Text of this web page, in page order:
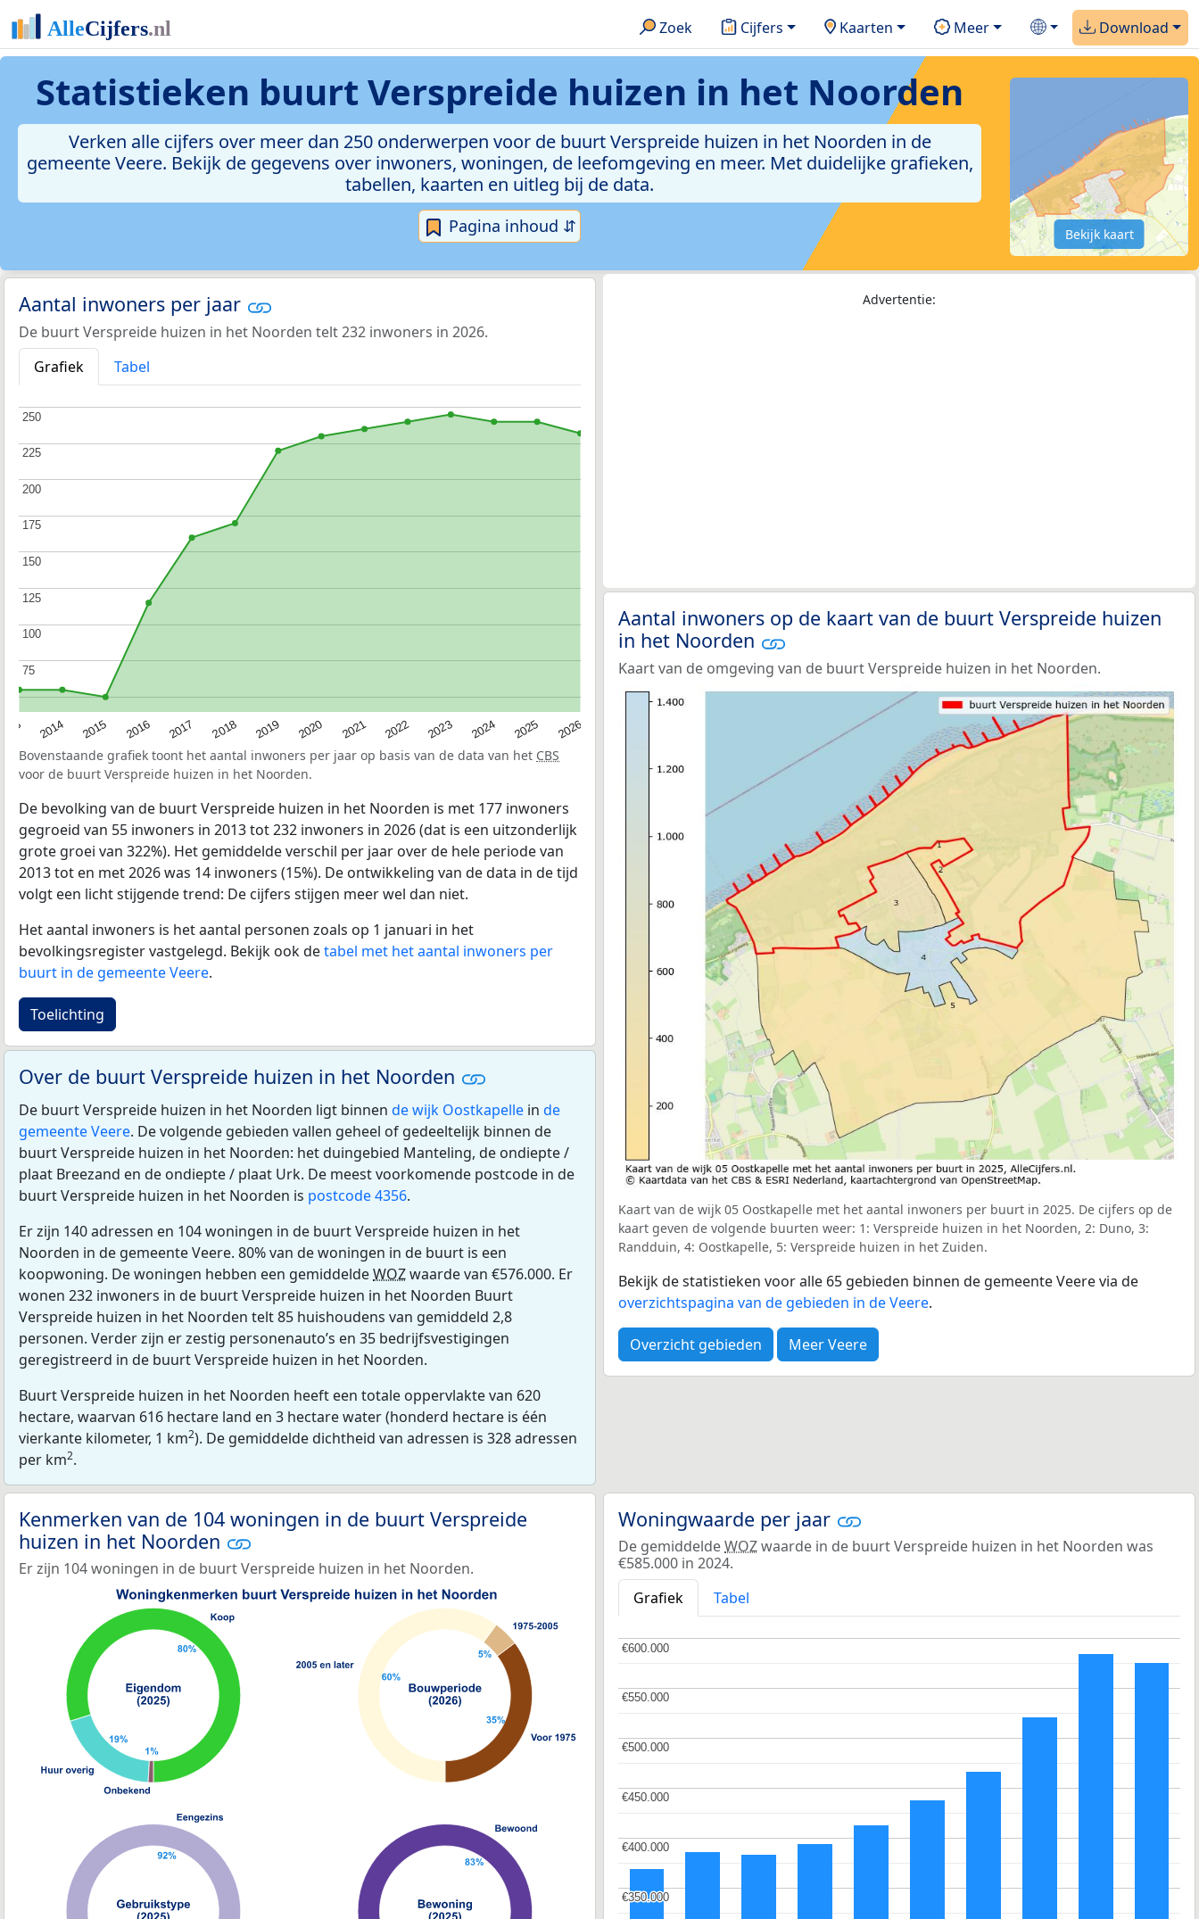
Zoek Cijfers Kaarten Meer Download
Statistieken buurt Verspreide huizen in het Noorden
Verken alle cijfers over meer dan 250 onderwerpen voor de buurt Verspreide huizen in het Noorden in de
gemeente Veere. Bekijk de gegevens over inwoners, woningen, de leefomgeving en meer. Met duidelijke grafieken,
tabellen, kaarten en uitleg bij de data.
Pagina inhoud ⇵ Bekijk kaart
Aantal inwoners per jaar
De buurt Verspreide huizen in het Noorden telt 232 inwoners in 2026.
Grafiek
Tabel
2014 2015 2016 2017 2018 2019 2020 2021 2022 2023 2024 2025 2026
75
75
100
100
125
125
150
150
175
175
200
200
225
225
250
250
Bovenstaande grafiek toont het aantal inwoners per jaar op basis van de data van het CBS
voor de buurt Verspreide huizen in het Noorden.
De bevolking van de buurt Verspreide huizen in het Noorden is met 177 inwoners
gegroeid van 55 inwoners in 2013 tot 232 inwoners in 2026 (dat is een uitzonderlijk
grote groei van 322%). Het gemiddelde verschil per jaar over de hele periode van
2013 tot en met 2026 was 14 inwoners (15%). De ontwikkeling van de data in de tijd
volgt een licht stijgende trend: De cijfers stijgen meer wel dan niet.
Het aantal inwoners is het aantal personen zoals op 1 januari in het
bevolkingsregister vastgelegd. Bekijk ook detabel met het aantal inwoners per
buurt in de gemeente Veere.
Toelichting
Over de buurt Verspreide huizen in het Noorden
De buurt Verspreide huizen in het Noorden ligt binnen de wijk Oostkapelle in de
gemeente Veere. De volgende gebieden vallen geheel of gedeeltelijk binnen de
buurt Verspreide huizen in het Noorden: het duingebied Manteling, de ondiepte /
plaat Breezand en de ondiepte / plaat Urk. De meest voorkomende postcode in de
buurt Verspreide huizen in het Noorden is postcode 4356.
Er zijn 140 adressen en 104 woningen in de buurt Verspreide huizen in het
Noorden in de gemeente Veere. 80% van de woningen in de buurt is een
koopwoning. De woningen hebben een gemiddeldeWOZwaarde van €576.000. Er
wonen 232 inwoners in de buurt Verspreide huizen in het Noorden Buurt
Verspreide huizen in het Noorden telt 85 huishoudens van gemiddeld 2,8
personen. Verder zijn er zestig personenauto’s en 35 bedrijfsvestigingen
geregistreerd in de buurt Verspreide huizen in het Noorden.
Buurt Verspreide huizen in het Noorden heeft een totale oppervlakte van 620
hectare, waarvan 616 hectare land en 3 hectare water (honderd hectare is één
vierkante kilometer, 1 km2). De gemiddelde dichtheid van adressen is 328 adressen
per km2.
Advertentie:
Aantal inwoners op de kaart van de buurt Verspreide huizen
in het Noorden
Kaart van de omgeving van de buurt Verspreide huizen in het Noorden.
Kaart van de wijk 05 Oostkapelle met het aantal inwoners per buurt in 2025. De cijfers op de
kaart geven de volgende buurten weer: 1: Verspreide huizen in het Noorden, 2: Duno, 3:
Randduin, 4: Oostkapelle, 5: Verspreide huizen in het Zuiden.
Bekijk de statistieken voor alle 65 gebieden binnen de gemeente Veere via de
overzichtspagina van de gebieden in de Veere.
Overzicht gebieden Meer Veere
Kenmerken van de 104 woningen in de buurt Verspreide
huizen in het Noorden
Er zijn 104 woningen in de buurt Verspreide huizen in het Noorden.
Woningwaarde per jaar
De gemiddeldeWOZwaarde in de buurt Verspreide huizen in het Noorden was
€585.000 in 2024.
Grafiek
Tabel
€350.000
€350.000
€400.000
€400.000
€450.000
€450.000
€500.000
€500.000
€550.000
€550.000
€600.000
€600.000